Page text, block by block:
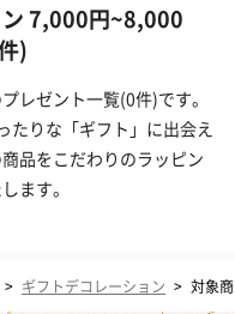
ン 7,000円~8,000
)
レゼント一覧(0件)です。
たりな「ギフト」に出会え
品をこだわりのラッピン
ます。
> ギフトデコレーション > 対象